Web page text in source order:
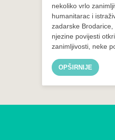
nekoliko vrlo
humanitarac i
zadarske
njezine povijesti
zanimljivosti, neke
OPŠIRNIJE